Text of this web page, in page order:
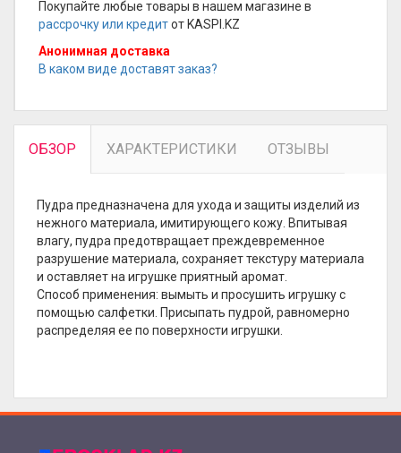
Покупайте любые товары в нашем магазине в
рассрочку или кредитот KASPI.KZ
Анонимная доставка
В каком виде доставят заказ?
ОБЗОР ХАРАКТЕРИСТИКИ ОТЗЫВЫ
Пудра предназначена для ухода и защиты изделий из
нежного материала, имитирующего кожу. Впитывая
влагу, пудра предотвращает преждевременное
разрушение материала, сохраняет текстуру материала
и оставляет на игрушке приятный аромат.
Способ применения: вымыть и просушить игрушку с
помощью салфетки. Присыпать пудрой, равномерно
распределяя ее по поверхности игрушки.